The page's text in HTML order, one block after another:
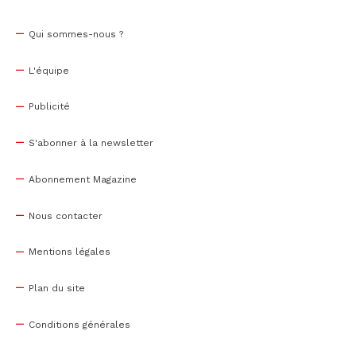
Qui sommes-nous ?
L'équipe
Publicité
S'abonner à la newsletter
Abonnement Magazine
Nous contacter
Mentions légales
Plan du site
Conditions générales